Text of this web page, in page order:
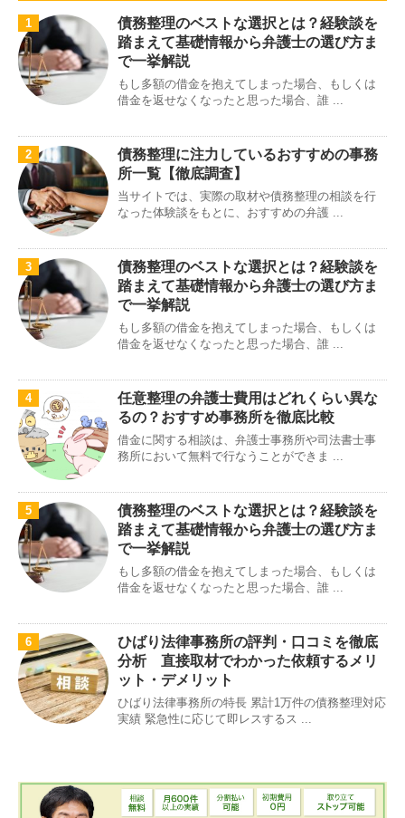
1
債務整理のベストな選択とは？経験談を
踏まえて基礎情報から弁護士の選び方ま
で一挙解説
もし多額の借金を抱えてしまった場合、もしくは
借金を返せなくなったと思った場合、誰 ...
2
債務整理に注力しているおすすめの事務
所一覧【徹底調査】
当サイトでは、実際の取材や債務整理の相談を行
なった体験談をもとに、おすすめの弁護 ...
3
債務整理のベストな選択とは？経験談を
踏まえて基礎情報から弁護士の選び方ま
で一挙解説
もし多額の借金を抱えてしまった場合、もしくは
借金を返せなくなったと思った場合、誰 ...
4
任意整理の弁護士費用はどれくらい異な
るの？おすすめ事務所を徹底比較
借金に関する相談は、弁護士事務所や司法書士事
務所において無料で行なうことができま ...
5
債務整理のベストな選択とは？経験談を
踏まえて基礎情報から弁護士の選び方ま
で一挙解説
もし多額の借金を抱えてしまった場合、もしくは
借金を返せなくなったと思った場合、誰 ...
6
ひばり法律事務所の評判・口コミを徹底
分析 直接取材でわかった依頼するメリ
ット・デメリット
ひばり法律事務所の特長 累計1万件の債務整理対応
実績 緊急性に応じて即レスするス ...